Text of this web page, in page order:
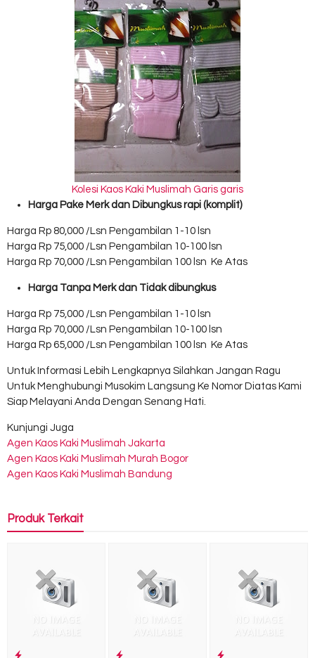
Kolesi Kaos Kaki Muslimah Garis garis
Harga Pake Merk dan Dibungkus rapi (komplit)
Harga Rp 80,000 /Lsn Pengambilan 1-10 lsn
Harga Rp 75,000 /Lsn Pengambilan 10-100 lsn
Harga Rp 70,000 /Lsn Pengambilan 100 lsn Ke Atas
Harga Tanpa Merk dan Tidak dibungkus
Harga Rp 75,000 /Lsn Pengambilan 1-10 lsn
Harga Rp 70,000 /Lsn Pengambilan 10-100 lsn
Harga Rp 65,000 /Lsn Pengambilan 100 lsn Ke Atas
Untuk Informasi Lebih Lengkapnya Silahkan Jangan Ragu
Untuk Menghubungi Musokim Langsung Ke Nomor Diatas Kami
Siap Melayani Anda Dengan Senang Hati.
Kunjungi Juga
Agen Kaos Kaki Muslimah Jakarta
Agen Kaos Kaki Muslimah Murah Bogor
Agen Kaos Kaki Muslimah Bandung
Produk Terkait